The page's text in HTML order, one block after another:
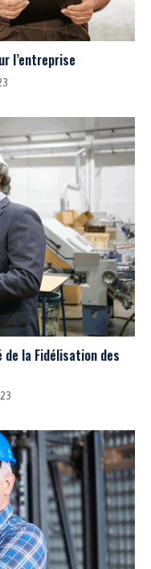
l’entreprise
la Fidélisation des